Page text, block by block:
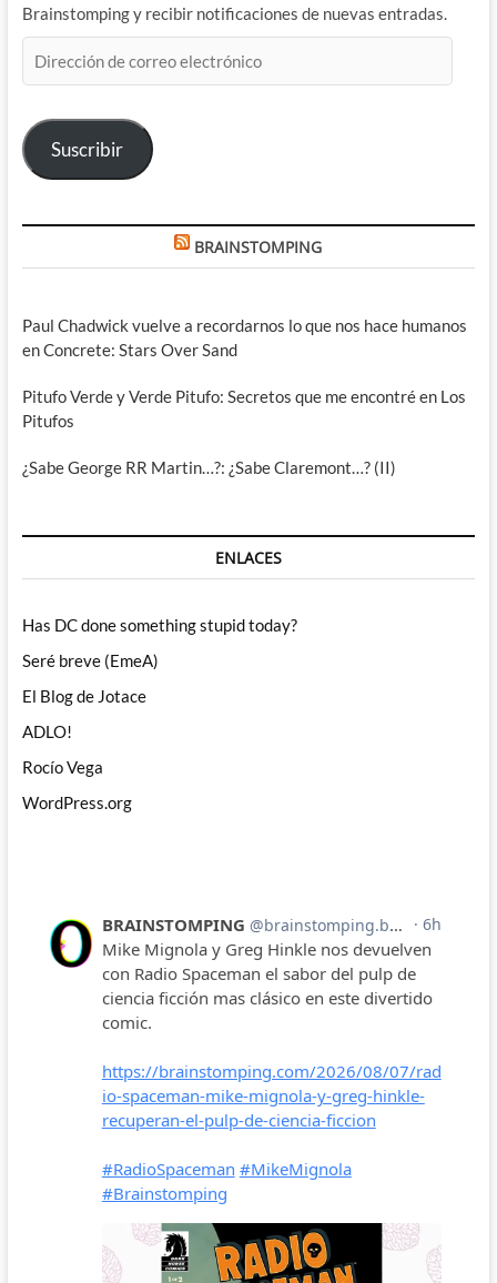
Brainstomping y recibir notificaciones de nuevas entradas.
de
electrónico
Suscribir
BRAINSTOMPING
Paul Chadwick vuelve a recordarnos lo que nos hace humanos
en Concrete: Stars Over Sand
Pitufo Verde y Verde Pitufo: Secretos que me encontré en Los
Pitufos
¿Sabe George RR Martin…?: ¿Sabe Claremont…? (II)
ENLACES
Has DC done something stupid today?
Seré breve (EmeA)
El Blog de Jotace
ADLO!
Rocío Vega
WordPress.org